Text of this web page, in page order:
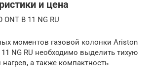
и цена
ONT B 11 NG RU
моментов газовой колонки Ariston
11 NG RU необходимо выделить тихую
а также компактность